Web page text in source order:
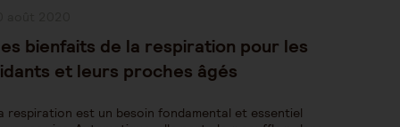
bienfaits de la respiration pour les
et leurs proches âgés
respiration est un besoin fondamental et essentiel